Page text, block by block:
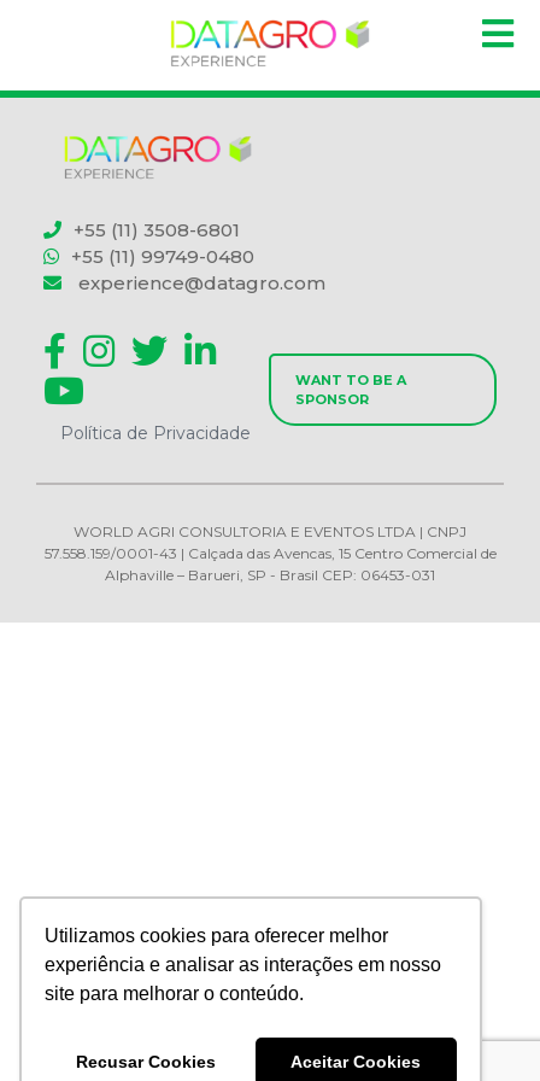
Utilizamos cookies para oferecer melhor
experiência e analisar as interações em nosso
site para melhorar o conteúdo.
Recusar Cookies Aceitar Cookies
+55 (11) 3508-6801
+55 (11) 99749-0480
experience@datagro.com
Política de Privacidade
WANT TO BE A
SPONSOR
WORLD AGRI CONSULTORIA E EVENTOS LTDA | CNPJ
57.558.159/0001-43 | Calçada das Avencas, 15 Centro Comercial de
Alphaville – Barueri, SP - Brasil CEP: 06453-031